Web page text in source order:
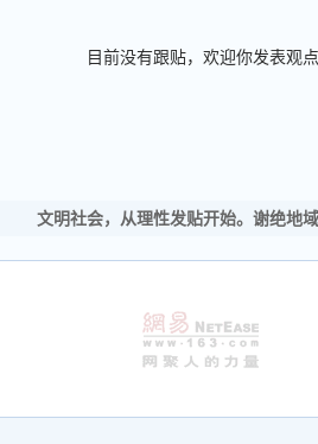
目前没有跟贴，欢迎你发表观点
文明社会，从理性发贴开始。谢绝地